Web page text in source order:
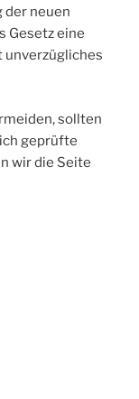
der neuen
Gesetz eine
unverzügliches
sollten
geprüfte
wir die Seite